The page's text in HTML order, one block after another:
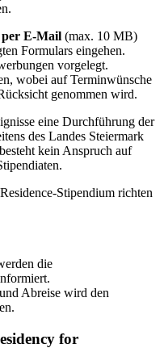
per E-Mail (max. 10 MB)
Formulars eingehen.
vorgelegt.
wobei auf Terminwünsche
genommen wird.
eine Durchführung der
des Landes Steiermark
kein Anspruch auf
Stipendium richten
die
Abreise wird den
for